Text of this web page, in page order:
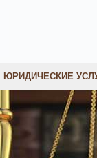
ЮРИДИЧЕСКИЕ